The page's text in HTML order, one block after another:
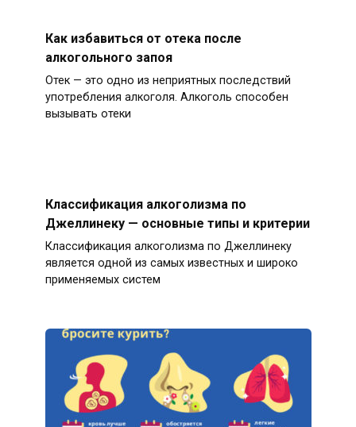
Как избавиться от отека после
алкогольного запоя
Отек — это одно из неприятных последствий
употребления алкоголя. Алкоголь способен
вызывать отеки
Классификация алкоголизма по
Джеллинеку — основные типы и критерии
Классификация алкоголизма по Джеллинеку
является одной из самых известных и широко
применяемых систем